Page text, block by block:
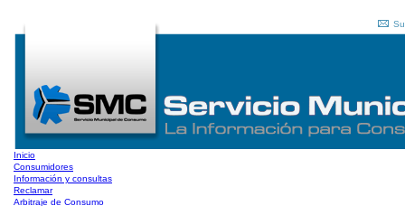
Inicio
Consumidores
Información y consultas
Reclamar
Arbitraje de Consumo